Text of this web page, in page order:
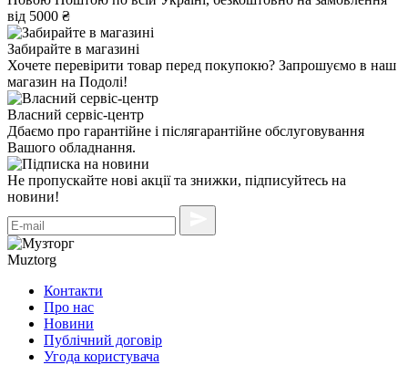
від 5000 ₴
Забирайте в магазині
Хочете перевірити товар перед покупокю? Запрошуємо в наш
магазин на Подолі!
Власний сервіс-центр
Дбаємо про гарантійне і післягарантійне обслуговування
Вашого обладнання.
Не пропускайте нові акції та знижки, підписуйтесь на
новини!
Muztorg
Контакти
Про нас
Новини
Публічний договір
Угода користувача